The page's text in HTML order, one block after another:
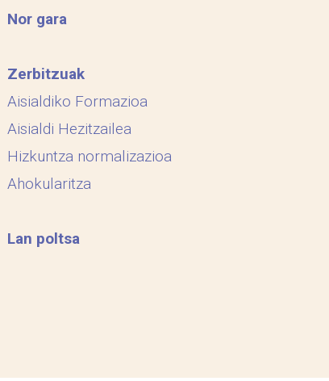
Nor gara
Zerbitzuak
Aisialdiko Formazioa
Aisialdi Hezitzailea
Hizkuntza normalizazioa
Ahokularitza
Lan poltsa